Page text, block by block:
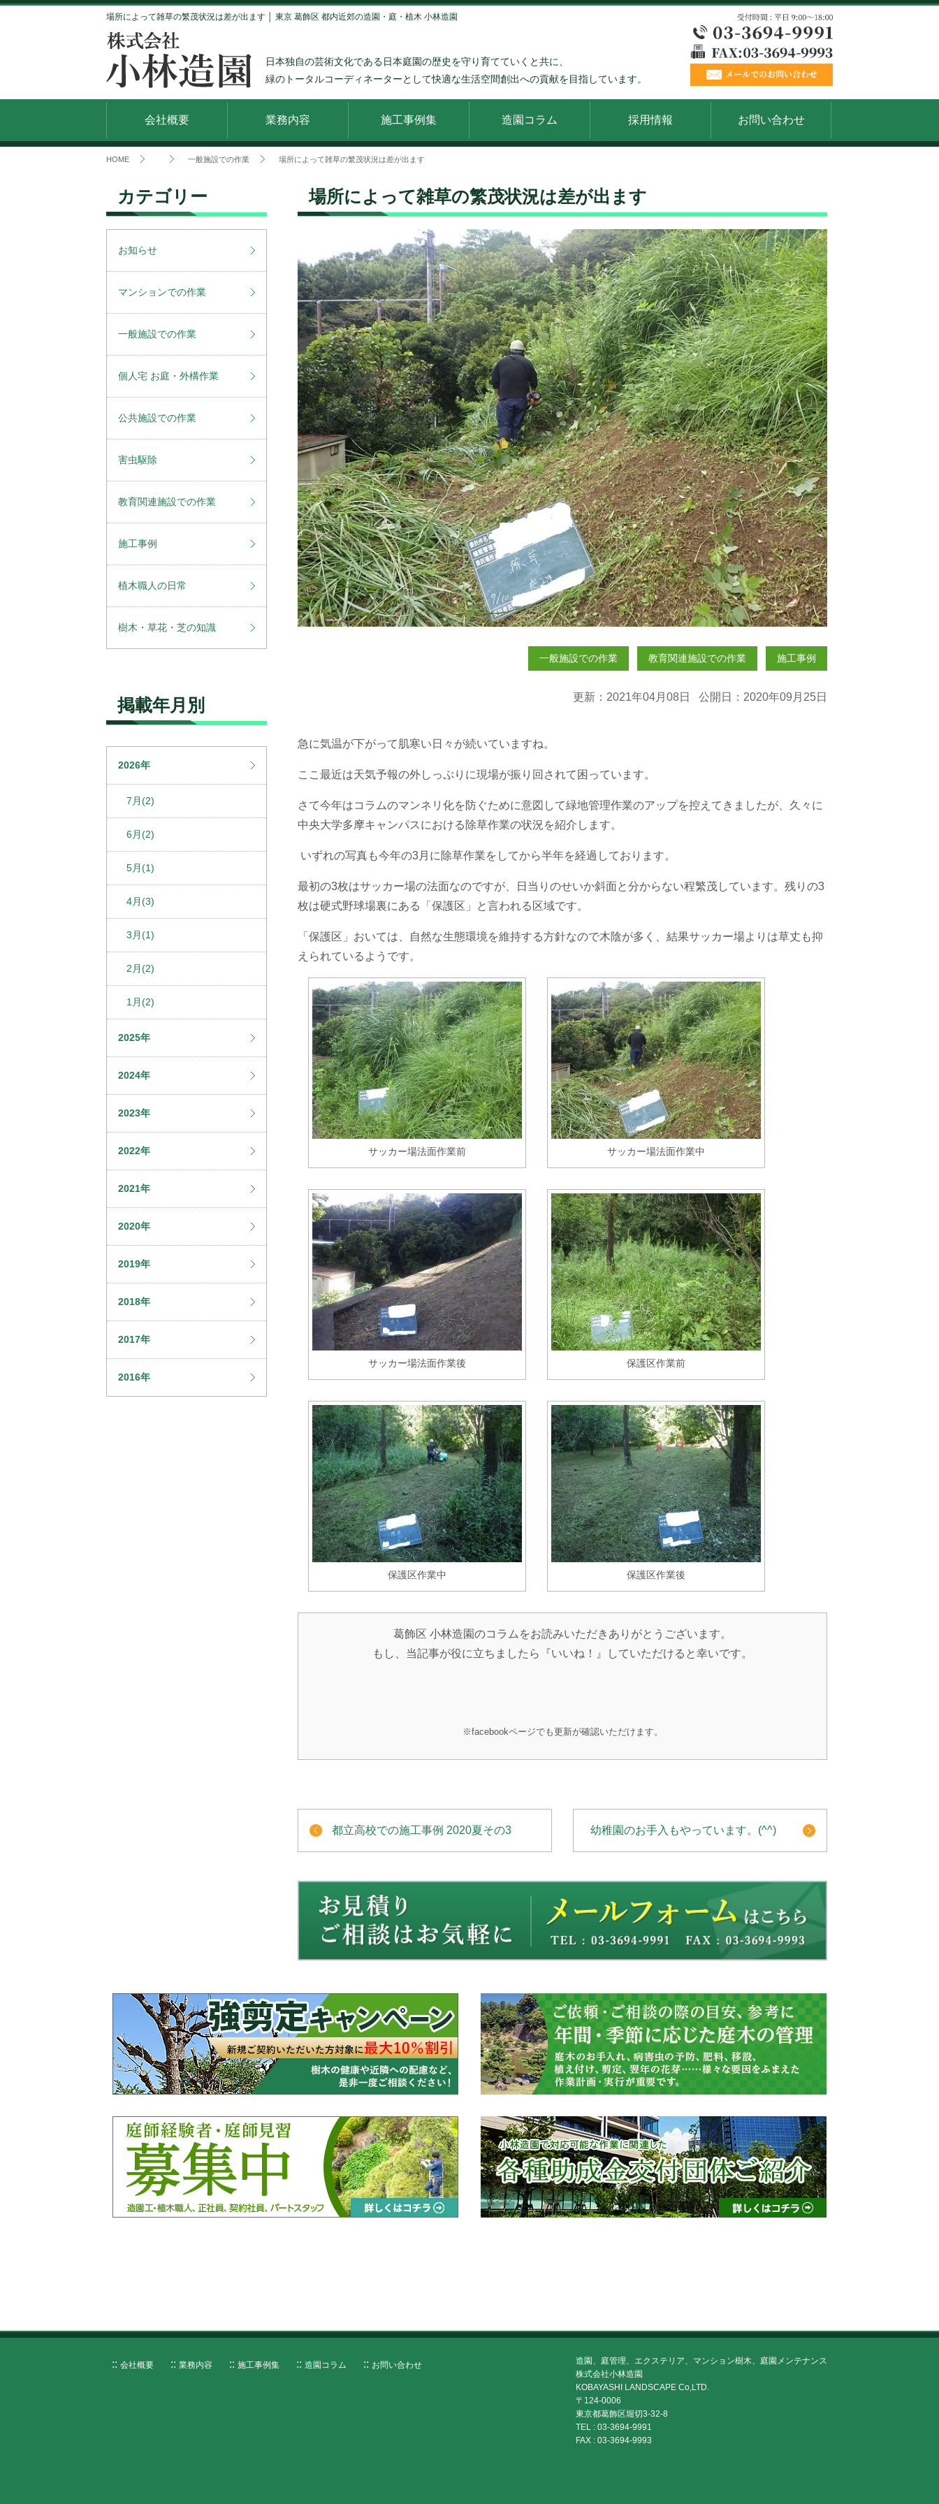
場所によって雑草の繁茂状況は差が出ます │ 東京 葛飾区 都内近郊の造園・庭・植木 小林造園
日本独自の芸術文化である日本庭園の歴史を守り育てていくと共に、
緑のトータルコーディネーターとして快適な生活空間創出への貢献を目指しています。
会社概要 業務内容 施工事例集 造園コラム 採用情報 お問い合わせ
HOME 一般施設での作業 場所によって雑草の繁茂状況は差が出ます
場所によって雑草の繁茂状況は差が出ます
一般施設での作業 教育関連施設での作業 施工事例
更新：2021年04月08日 公開日：2020年09月25日
急に気温が下がって肌寒い日々が続いていますね。
ここ最近は天気予報の外しっぷりに現場が振り回されて困っています。
さて今年はコラムのマンネリ化を防ぐために意図して緑地管理作業のアップを控えてきましたが、久々に
中央大学多摩キャンパスにおける除草作業の状況を紹介します。
いずれの写真も今年の3月に除草作業をしてから半年を経過しております。
最初の3枚はサッカー場の法面なのですが、日当りのせいか斜面と分からない程繁茂しています。残りの3
枚は硬式野球場裏にある「保護区」と言われる区域です。
「保護区」おいては、自然な生態環境を維持する方針なので木陰が多く、結果サッカー場よりは草丈も抑
えられているようです。
サッカー場法面作業前 サッカー場法面作業中
サッカー場法面作業後 保護区作業前
保護区作業中 保護区作業後
葛飾区 小林造園のコラムをお読みいただきありがとうございます。
もし、当記事が役に立ちましたら『いいね！』していただけると幸いです。
※facebookページでも更新が確認いただけます。
幼稚園のお手入もやっています。(^^)
都立高校での施工事例 2020夏その3
カテゴリー
お知らせ
マンションでの作業
一般施設での作業
個人宅 お庭・外構作業
公共施設での作業
害虫駆除
教育関連施設での作業
施工事例
植木職人の日常
樹木・草花・芝の知識
掲載年月別
2026年
7月(2)
6月(2)
5月(1)
4月(3)
3月(1)
2月(2)
1月(2)
2025年
2024年
2023年
2022年
2021年
2020年
2019年
2018年
2017年
2016年
会社概要 業務内容 施工事例集 造園コラム お問い合わせ
造園、庭管理、エクステリア、マンション樹木、庭園メンテナンス
株式会社小林造園
KOBAYASHI LANDSCAPE Co,LTD.
〒124-0006
東京都葛飾区堀切3-32-8
TEL : 03-3694-9991
FAX : 03-3694-9993